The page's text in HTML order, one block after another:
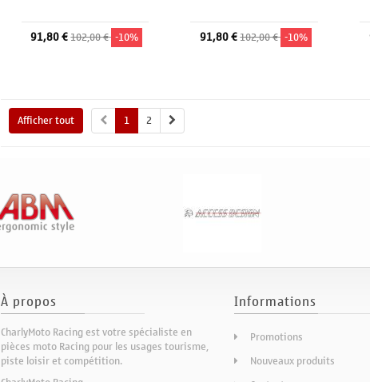
91,80 €102,00 € -10%
91,80 €102,00 € -10%
Afficher tout 1 2
À propos
CharlyMoto Racing est votre spécialiste en
pièces moto Racing pour les usages tourisme,
piste loisir et compétition.
Informations
Promotions
Nouveaux produits